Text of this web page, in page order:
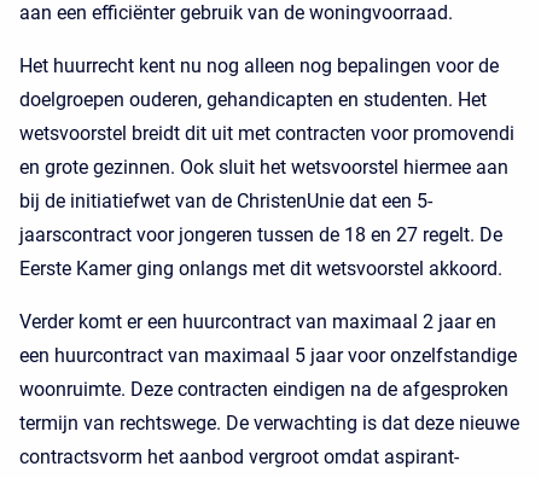
aan een efficiënter gebruik van de woningvoorraad.
Het huurrecht kent nu nog alleen nog bepalingen voor de
doelgroepen ouderen, gehandicapten en studenten. Het
wetsvoorstel breidt dit uit met contracten voor promovendi
en grote gezinnen. Ook sluit het wetsvoorstel hiermee aan
bij de initiatiefwet van de ChristenUnie dat een 5-
jaarscontract voor jongeren tussen de 18 en 27 regelt. De
Eerste Kamer ging onlangs met dit wetsvoorstel akkoord.
Verder komt er een huurcontract van maximaal 2 jaar en
een huurcontract van maximaal 5 jaar voor onzelfstandige
woonruimte. Deze contracten eindigen na de afgesproken
termijn van rechtswege. De verwachting is dat deze nieuwe
contractsvorm het aanbod vergroot omdat aspirant-